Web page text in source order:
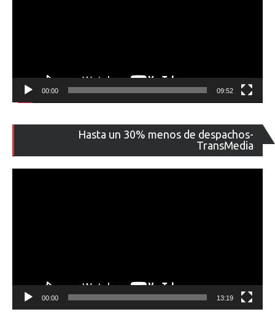
00:00 09:52
Hasta un 30% menos de despachos-
TransMedia
de
00:00 13:19